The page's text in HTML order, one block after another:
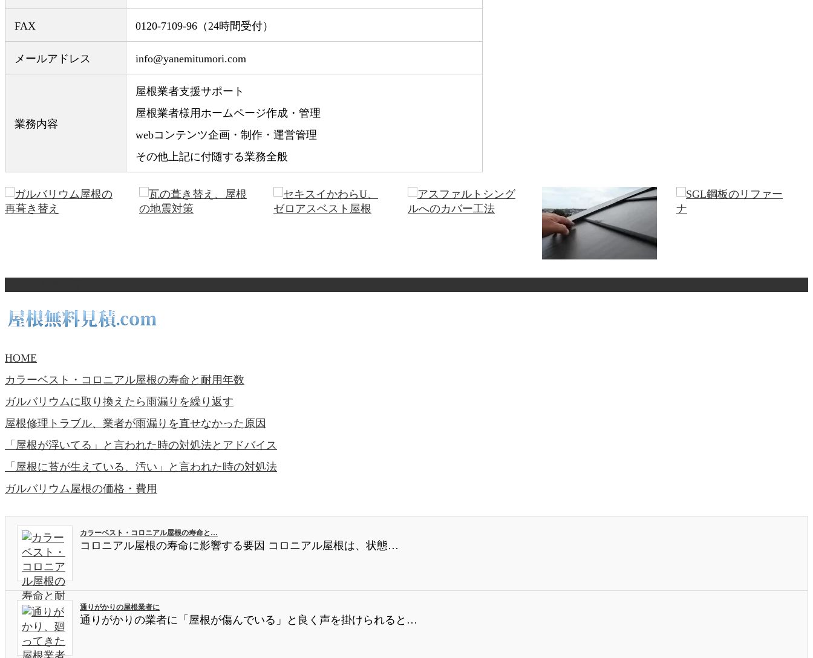
FAX 0120-7109-96（24時間受付）
メールアドレス info@yanemitumori.com
業務内容
屋根業者支援サポート
屋根業者様用ホームページ作成・管理
webコンテンツ企画・制作・運営管理
その他上記に付随する業務全般
屋根工事35%OFF？
ウムへ（尼崎…
HOME
カラーベスト・コロニアル屋根の寿命と耐用年数
ガルバリウムに取り換えたら雨漏りを繰り返す
屋根修理トラブル、業者が雨漏りを直せなかった原因
「屋根が浮いてる」と言われた時の対処法とアドバイス
「屋根に苔が生えている、汚い」と言われた時の対処法
ガルバリウム屋根の価格・費用
カラーベスト・コロニアル屋根の寿命と…
コロニアル屋根の寿命に影響する要因 コロニアル屋根は、状態…
通りがかりの屋根業者に
通りがかりの業者に「屋根が傷んでいる」と良く声を掛けられると…